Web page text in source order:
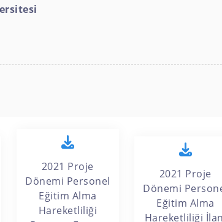
2021 Proje
Dönemi Personel
Eğitim Alma
Hareketliliği
2021 Proje
Dönemi
Eğitim Alma
Hareketliliği